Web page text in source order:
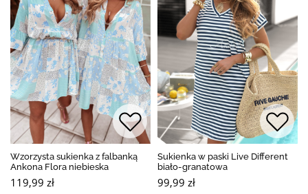
Wzorzysta sukienka z falbanką
Ankona Flora niebieska
119,99 zł
Sukienka w paski Live Different
biało-granatowa
99,99 zł